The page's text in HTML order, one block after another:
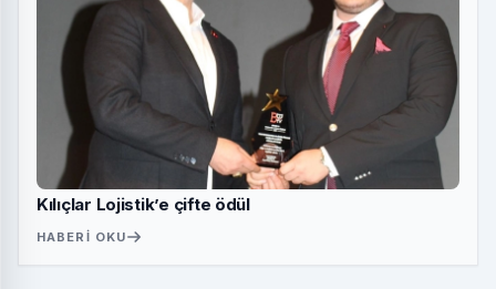
Kılıçlar Lojistik’e çifte ödül
HABERI OKU